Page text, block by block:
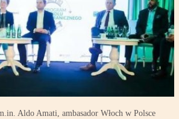
Aldo Amati, ambasador Włoch w Polsce